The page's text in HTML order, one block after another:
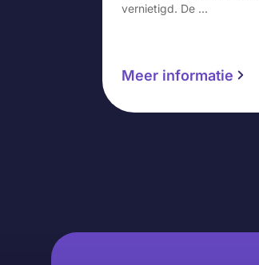
vernietigd. De …
Meer informatie